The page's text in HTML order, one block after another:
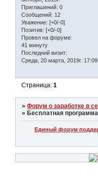
Приглашений: 0
Сообщений: 12
Уважение: [+0/-0]
Позитив: [+0/-0]
Провел на форуме:
41 минуту
Последний визит:
Среда, 20 марта, 2019г.
Страница:1
»Форум о заработке в
» Бесплатная
Единый форум